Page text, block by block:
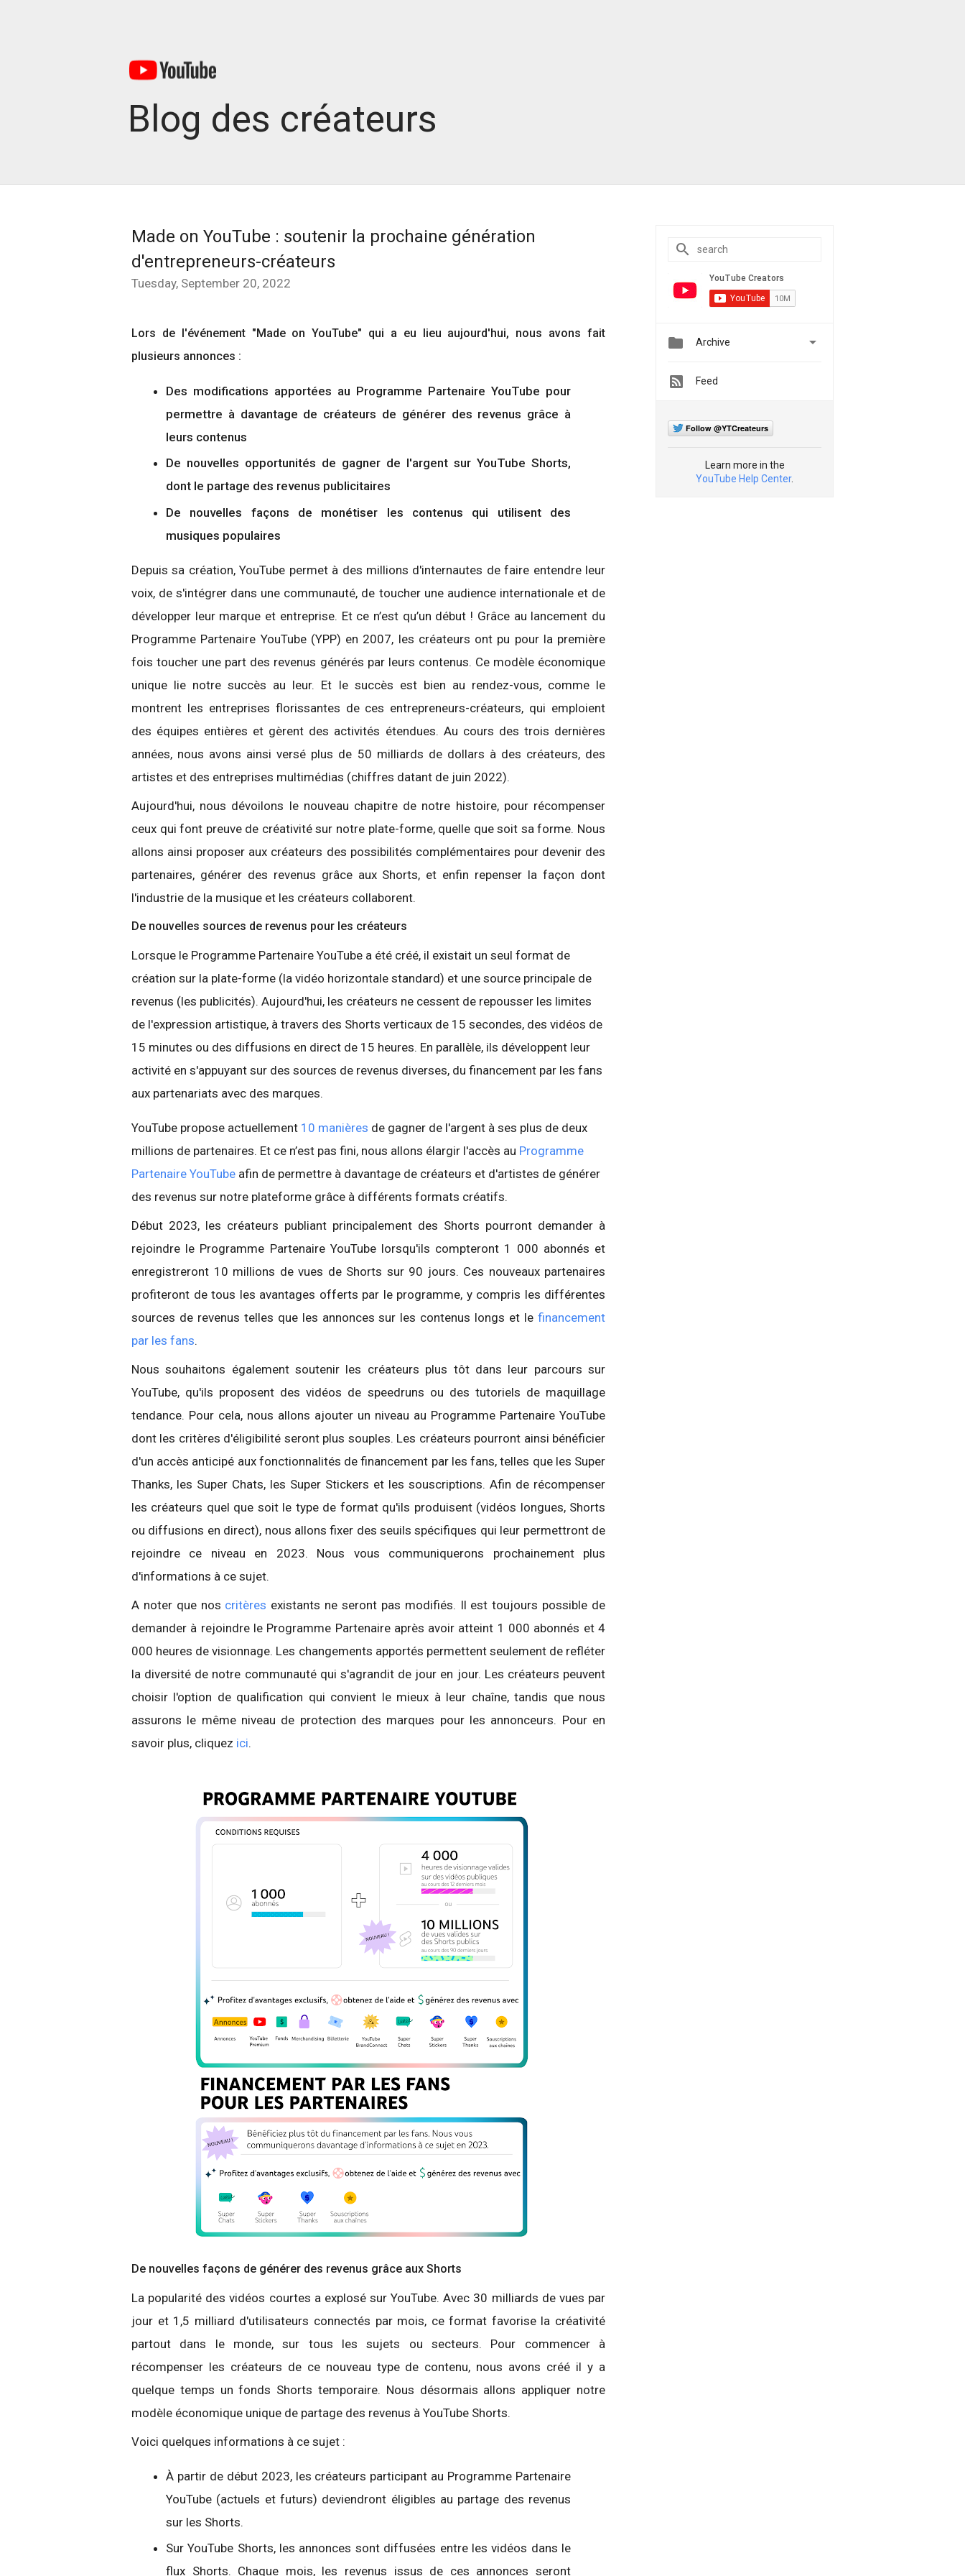
Blog des créateurs
Made on YouTube : soutenir la prochaine génération
d'entrepreneurs-créateurs
Tuesday, September 20, 2022
Lors de l'événement "Made on YouTube" qui a eu lieu aujourd'hui, nous avons fait
plusieurs annonces :
Des modifications apportées au Programme Partenaire YouTube pour
permettre à davantage de créateurs de générer des revenus grâce à
leurs contenus
De nouvelles opportunités de gagner de l'argent sur YouTube Shorts,
dont le partage des revenus publicitaires
De nouvelles façons de monétiser les contenus qui utilisent des
musiques populaires
Depuis sa création, YouTube permet à des millions d'internautes de faire entendre leur
voix, de s'intégrer dans une communauté, de toucher une audience internationale et de
développer leur marque et entreprise. Et ce n’est qu’un début ! Grâce au lancement du
Programme Partenaire YouTube (YPP) en 2007, les créateurs ont pu pour la première
fois toucher une part des revenus générés par leurs contenus. Ce modèle économique
unique lie notre succès au leur. Et le succès est bien au rendez-vous, comme le
montrent les entreprises florissantes de ces entrepreneurs-créateurs, qui emploient
des équipes entières et gèrent des activités étendues. Au cours des trois dernières
années, nous avons ainsi versé plus de 50 milliards de dollars à des créateurs, des
artistes et des entreprises multimédias (chiffres datant de juin 2022).
Aujourd'hui, nous dévoilons le nouveau chapitre de notre histoire, pour récompenser
ceux qui font preuve de créativité sur notre plate-forme, quelle que soit sa forme. Nous
allons ainsi proposer aux créateurs des possibilités complémentaires pour devenir des
partenaires, générer des revenus grâce aux Shorts, et enfin repenser la façon dont
l'industrie de la musique et les créateurs collaborent.
De nouvelles sources de revenus pour les créateurs
Lorsque le Programme Partenaire YouTube a été créé, il existait un seul format de
création sur la plate-forme (la vidéo horizontale standard) et une source principale de
revenus (les publicités). Aujourd'hui, les créateurs ne cessent de repousser les limites
de l'expression artistique, à travers des Shorts verticaux de 15 secondes, des vidéos de
15 minutes ou des diffusions en direct de 15 heures. En parallèle, ils développent leur
activité en s'appuyant sur des sources de revenus diverses, du financement par les fans
aux partenariats avec des marques.
YouTube propose actuellement 10 manières de gagner de l'argent à ses plus de deux
millions de partenaires. Et ce n’est pas fini, nous allons élargir l'accès au Programme
Partenaire YouTube afin de permettre à davantage de créateurs et d'artistes de générer
des revenus sur notre plateforme grâce à différents formats créatifs.
Début 2023, les créateurs publiant principalement des Shorts pourront demander à
rejoindre le Programme Partenaire YouTube lorsqu'ils compteront 1 000 abonnés et
enregistreront 10 millions de vues de Shorts sur 90 jours. Ces nouveaux partenaires
profiteront de tous les avantages offerts par le programme, y compris les différentes
sources de revenus telles que les annonces sur les contenus longs et le financement
par les fans.
Nous souhaitons également soutenir les créateurs plus tôt dans leur parcours sur
YouTube, qu'ils proposent des vidéos de speedruns ou des tutoriels de maquillage
tendance. Pour cela, nous allons ajouter un niveau au Programme Partenaire YouTube
dont les critères d'éligibilité seront plus souples. Les créateurs pourront ainsi bénéficier
d'un accès anticipé aux fonctionnalités de financement par les fans, telles que les Super
Thanks, les Super Chats, les Super Stickers et les souscriptions. Afin de récompenser
les créateurs quel que soit le type de format qu'ils produisent (vidéos longues, Shorts
ou diffusions en direct), nous allons fixer des seuils spécifiques qui leur permettront de
rejoindre ce niveau en 2023. Nous vous communiquerons prochainement plus
d'informations à ce sujet.
A noter que nos critères existants ne seront pas modifiés. Il est toujours possible de
demander à rejoindre le Programme Partenaire après avoir atteint 1 000 abonnés et 4
000 heures de visionnage. Les changements apportés permettent seulement de refléter
la diversité de notre communauté qui s'agrandit de jour en jour. Les créateurs peuvent
choisir l'option de qualification qui convient le mieux à leur chaîne, tandis que nous
assurons le même niveau de protection des marques pour les annonceurs. Pour en
savoir plus, cliquez ici.
De nouvelles façons de générer des revenus grâce aux Shorts
La popularité des vidéos courtes a explosé sur YouTube. Avec 30 milliards de vues par
jour et 1,5 milliard d'utilisateurs connectés par mois, ce format favorise la créativité
partout dans le monde, sur tous les sujets ou secteurs. Pour commencer à
récompenser les créateurs de ce nouveau type de contenu, nous avons créé il y a
quelque temps un fonds Shorts temporaire. Nous désormais allons appliquer notre
modèle économique unique de partage des revenus à YouTube Shorts.
Voici quelques informations à ce sujet :
À partir de début 2023, les créateurs participant au Programme Partenaire
YouTube (actuels et futurs) deviendront éligibles au partage des revenus
sur les Shorts.
Sur YouTube Shorts, les annonces sont diffusées entre les vidéos dans le
flux Shorts. Chaque mois, les revenus issus de ces annonces seront
 Archive 
Feed
Follow @YTCreateurs
Learn more in the
YouTube Help Center.